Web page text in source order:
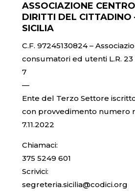
ASSOCIAZIONE
DIRITTI DEL CITTADINO
SICILIA
C.F. 97245130824 –
consumatori ed utenti L.R. 23
7
—
Ente del Terzo Settore iscritto
con provvedimento numero
7.11.2022
Chiamaci:
375 5249 601
Scrivici:
segreteria.sicilia@codici.org